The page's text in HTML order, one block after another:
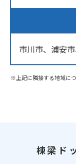
市川市、浦安
※上記に隣接する地域に
棟梁ド